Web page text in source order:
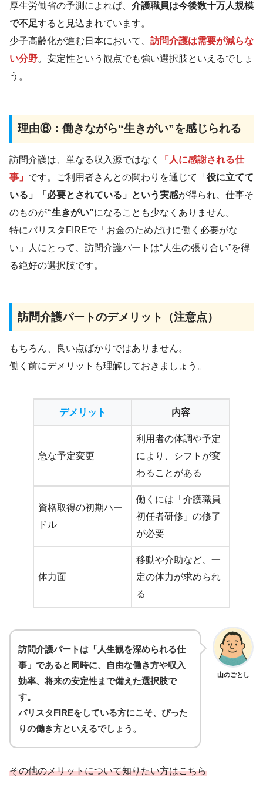
厚生労働省の予測によれば、 介護職員は今後数十万人規模
で不足すると見込まれています。
少子高齢化が進む日本において、 訪問介護は需要が減らな
い分野。安定性という観点でも強い選択肢といえるでしょ
う。
理由⑧：働きながら“生きがい”を感じられる
訪問介護は、単なる収入源ではなく
「人に感謝される仕
事」 です。ご利用者さんとの関わりを通じて「 役に立てて
いる」「必要とされている」という実感が得られ、仕事そ
のものが“生きがい”になることも少なくありません。
特にバリスタFIREで「お金のためだけに働く必要がな
い」人にとって、訪問介護パートは“人生の張り合い”を得
る絶好の選択肢です。
訪問介護パートのデメリット（注意点）
もちろん、良い点ばかりではありません。
働く前にデメリットも理解しておきましょう。
デメリット 内容
急な予定変更
利用者の体調や予定
により、シフトが変
わることがある
資格取得の初期ハー
ドル
働くには「介護職員
初任者研修」の修了
が必要
体力面
移動や介助など、一
定の体力が求められ
る
山のごとし
訪問介護パートは「人生観を深められる仕
事」であると同時に、自由な働き方や収入
効率、将来の安定性まで備えた選択肢で
す。
バリスタFIREをしている方にこそ、ぴった
りの働き方といえるでしょう。
その他のメリットについて知りたい方はこちら